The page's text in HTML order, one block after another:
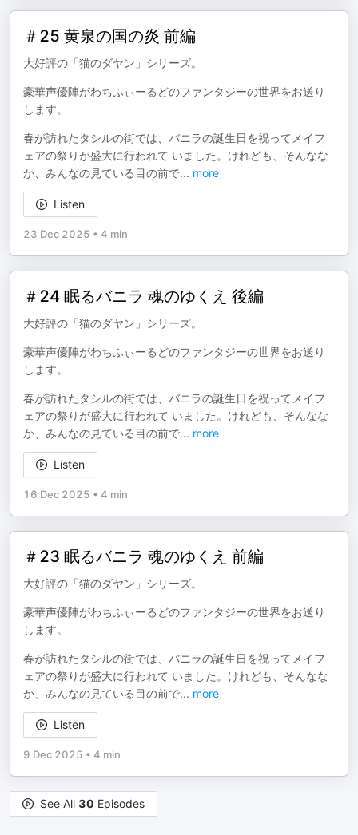
＃25 黄泉の国の炎 前編
大好評の「猫のダヤン」シリーズ。
豪華声優陣がわちふぃーるどのファンタジーの世界をお送り
します。
春が訪れたタシルの街では、バニラの誕生日を祝ってメイフ
ェアの祭りが盛大に行われて いました。けれども、そんなな
か、みんなの見ている目の前で... more
Listen
23 Dec 2025 • 4 min
＃24 眠るバニラ 魂のゆくえ 後編
大好評の「猫のダヤン」シリーズ。
豪華声優陣がわちふぃーるどのファンタジーの世界をお送り
します。
春が訪れたタシルの街では、バニラの誕生日を祝ってメイフ
ェアの祭りが盛大に行われて いました。けれども、そんなな
か、みんなの見ている目の前で... more
Listen
16 Dec 2025 • 4 min
＃23 眠るバニラ 魂のゆくえ 前編
大好評の「猫のダヤン」シリーズ。
豪華声優陣がわちふぃーるどのファンタジーの世界をお送り
します。
春が訪れたタシルの街では、バニラの誕生日を祝ってメイフ
ェアの祭りが盛大に行われて いました。けれども、そんなな
か、みんなの見ている目の前で... more
Listen
9 Dec 2025 • 4 min
See All 30 Episodes